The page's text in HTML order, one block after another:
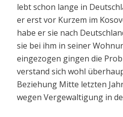
lebt schon lange in
er erst vor Kurzem im
habe er sie nach
sie bei ihm in seiner
eingezogen gingen die
verstand sich wohl
Beziehung Mitte letzten
wegen Vergewaltigung in